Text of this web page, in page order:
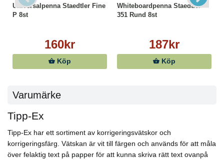
Universalpenna Staedtler Fine
P 8st
160kr
Köp
Whiteboardpenna Staedtler
351 Rund 8st
187kr
Köp
Varumärke
Tipp-Ex
Tipp-Ex har ett sortiment av korrigeringsvätskor och
korrigeringsfärg. Vätskan är vit till färgen och används för att måla
över felaktig text på papper för att kunna skriva rätt text ovanpå